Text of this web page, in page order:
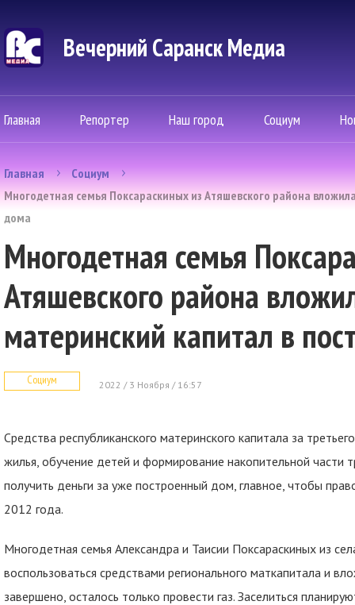
Вечерний Саранск Mедиа
Главная Репортер Наш город Социум
Главная
Социум
Многодетная семья Поксараскиных из Атяшевского района
дома
Многодетная семья
Атяшевского района
материнский капитал в
Социум 2022 / 3 Ноября / 16:57
Средства республиканского материнского капитала за
жилья, обучение детей и формирование накопительной
получить деньги за уже построенный дом, главное, чтобы
2012 года.
Многодетная семья Александра и Таисии Поксараскиных из
воспользоваться средствами регионального маткапитала и
завершено, осталось только провести газ. Заселиться